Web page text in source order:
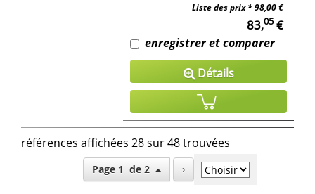
Liste des prix *98,00 €
83,05€
enregistrer et comparer
Détails
références affichées 28 sur 48 trouvées
Page 1 de 2 ›